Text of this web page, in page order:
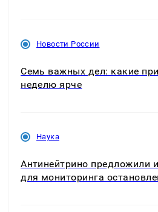
Новости России
Семь важных дел: какие
неделю ярче
Наука
Антинейтрино предложили
для мониторинга